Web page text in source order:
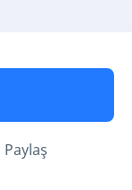
Paylaş